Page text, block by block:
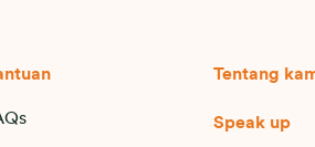
Tentang
Speak up